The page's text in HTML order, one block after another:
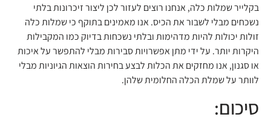
בקלייר שמלות כלה, אנחנו רוצים לעזור לכן ליצור זיכרונות בלתי
נשכחים מבלי לשבור את הכיס. אנו מאמינים בתוקף כי שמלות כלה
זולות יכולות להיות מדהימות ובלתי נשכחות בדיוק כמו המקבילות
היקרות יותר. על ידי מתן אפשרויות סבירות מבלי להתפשר על איכות
או סגנון, אנו מחזקים את הכלות לבצע בחירות הוצאות הגיוניות מבלי
לוותר על שמלת הכלה החלומית שלהן.
סיכום: